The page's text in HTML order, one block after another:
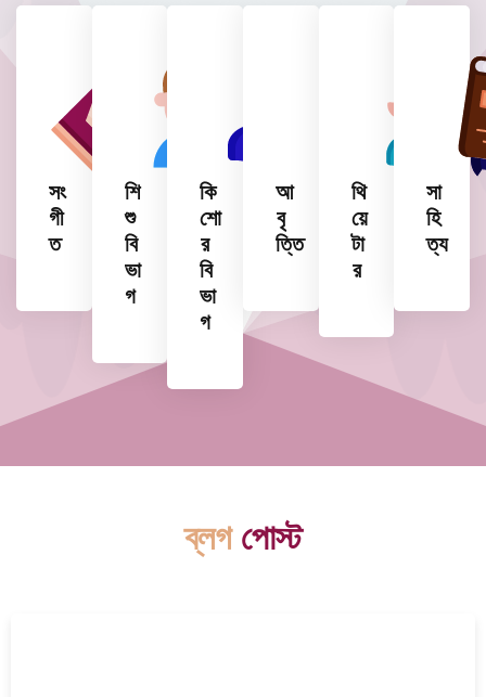
সং
গী
ত
শি
শু
বি
ভা
গ
কি
শো
র
বি
ভা
গ
আ
বৃ
ত্তি
থি
য়ে
টা
র
সা
হি
ত্য
ব্লগ পোস্ট